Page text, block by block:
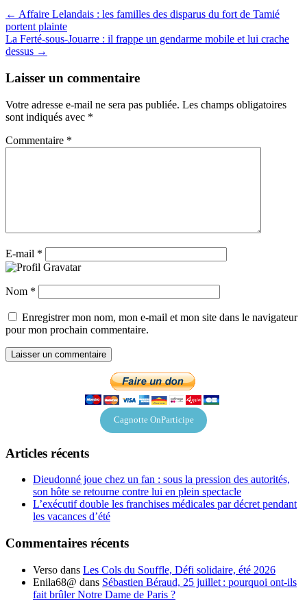
← Affaire Lelandais : les familles des disparus du fort de Tamié
portent plainte
La Ferté-sous-Jouarre : il frappe un gendarme mobile et lui crache
dessus →
Laisser un commentaire
Votre adresse e-mail ne sera pas publiée. Les champs obligatoires
sont indiqués avec *
Commentaire *
E-mail *
Nom *
Enregistrer mon nom, mon e-mail et mon site dans le navigateur
pour mon prochain commentaire.
Cagnotte OnParticipe
Articles récents
Dieudonné joue chez un fan : sous la pression des autorités,
son hôte se retourne contre lui en plein spectacle
L’exécutif double les franchises médicales par décret pendant
les vacances d’été
Commentaires récents
Verso dans Les Cols du Souffle, Défi solidaire, été 2026
Enila68@ dans Sébastien Béraud, 25 juillet : pourquoi ont-ils
fait brûler Notre Dame de Paris ?